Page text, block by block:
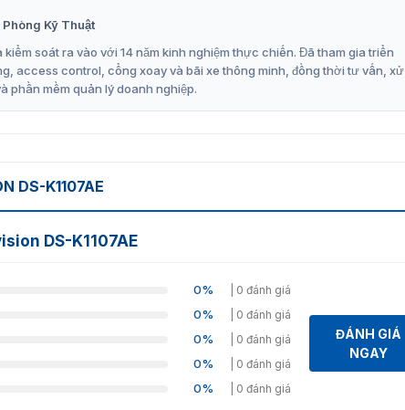
đọc thẻ Hikvision DS-K1107AE
không tiếp xúc thanh lịch được VietnamSmart nhập chính
bit
/ W34) và giao thức OSDP
125KHz)
đọc
Kỹ Thuật
soát ra vào với 14 năm kinh nghiệm thực chiến. Đã tham gia triển
access control, cổng xoay và bãi xe thông minh, đồng thời tư vấn, xử
phần mềm quản lý doanh nghiệp.
DS-K1107AE
DS-K1107AE
0% | 0 đánh giá
0% | 0 đánh giá
0% | 0 đánh giá
0% | 0 đánh giá
0% | 0 đánh giá
ĐÁNH GIÁ
NGAY